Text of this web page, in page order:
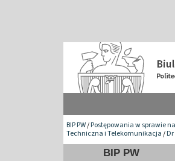
BIP PW/Postępowania w sprawie
Techniczna i Telekomunikacja/
BIP PW